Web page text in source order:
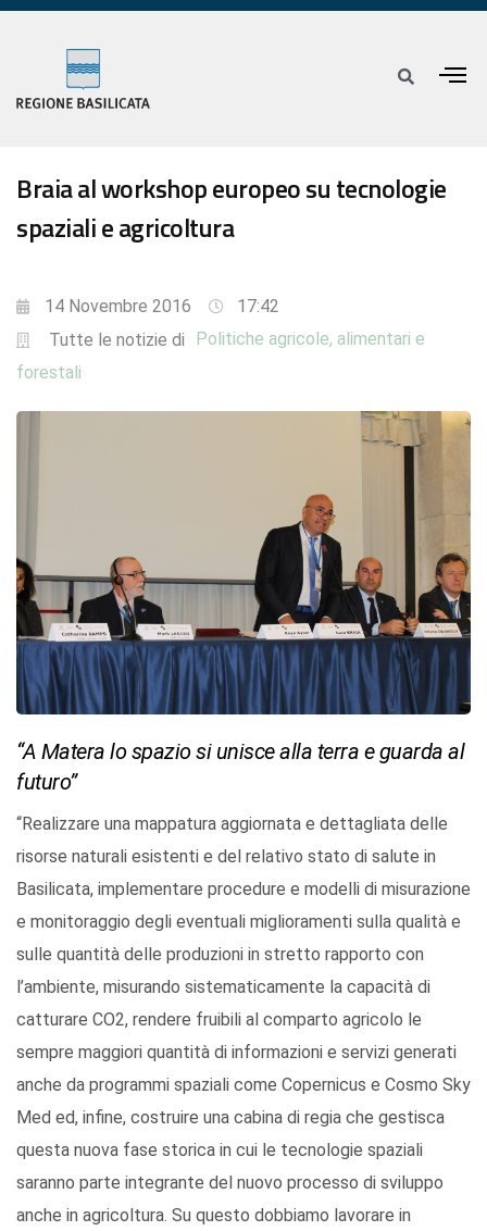
Braia al workshop europeo su tecnologie
spaziali e agricoltura
14 Novembre 2016
17:42
Tutte le notizie di
Politiche agricole, alimentari e
forestali
“A Matera lo spazio si unisce alla terra e guarda al
futuro”
“Realizzare una mappatura aggiornata e dettagliata delle
risorse naturali esistenti e del relativo stato di salute in
Basilicata, implementare procedure e modelli di misurazione
e monitoraggio degli eventuali miglioramenti sulla qualità e
sulle quantità delle produzioni in stretto rapporto con
l’ambiente, misurando sistematicamente la capacità di
catturare CO2, rendere fruibili al comparto agricolo le
sempre maggiori quantità di informazioni e servizi generati
anche da programmi spaziali come Copernicus e Cosmo Sky
Med ed, infine, costruire una cabina di regia che gestisca
questa nuova fase storica in cui le tecnologie spaziali
saranno parte integrante del nuovo processo di sviluppo
anche in agricoltura. Su questo dobbiamo lavorare in